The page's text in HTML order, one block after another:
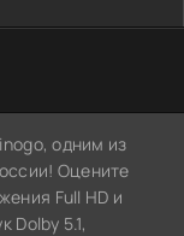
одним из
Оцените
Full HD и
Dolby 5.1,